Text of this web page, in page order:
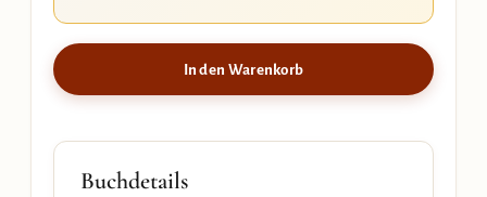
In den Warenkorb
Buchdetails